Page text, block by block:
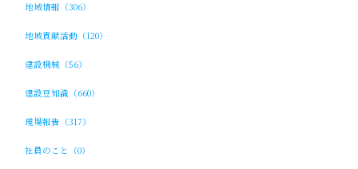
地域情報（306）
地域貢献活動（120）
建設機械（56）
建設豆知識（660）
現場報告（317）
社員のこと（0）